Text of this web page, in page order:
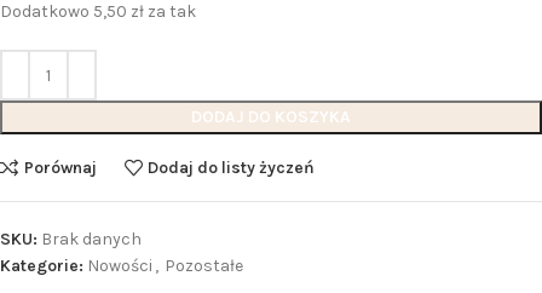
Dodatkowo 5,50 zł za tak
DODAJ DO KOSZYKA
Porównaj Dodaj do listy życzeń
SKU: Brak danych
Kategorie: Nowości , Pozostałe